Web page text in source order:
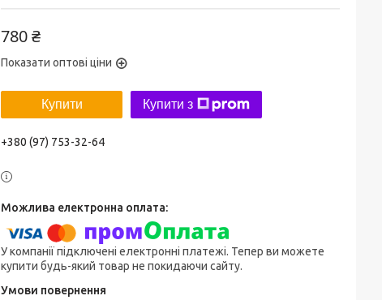
780 ₴
Показати оптові ціни
Купити Купити з
+380 (97) 753-32-64
У компанії підключені електронні платежі. Тепер ви можете
купити будь-який товар не покидаючи сайту.